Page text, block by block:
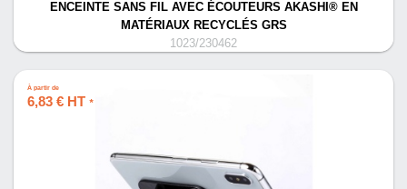
ENCEINTE SANS FIL AVEC ÉCOUTEURS AKASHI® EN
MATÉRIAUX RECYCLÉS GRS
1023/230462
À partir de
6,83 € HT *